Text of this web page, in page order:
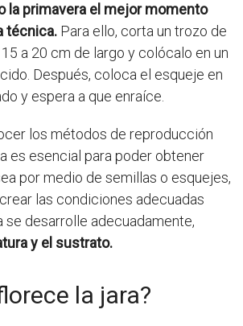
la primavera el mejor momento
técnica. Para ello, corta un trozo de
15 a 20 cm de largo y colócalo en un
Después, coloca el esqueje en
y espera a que enraíce.
los métodos de reproducción
es esencial para poder obtener
por medio de semillas o esquejes,
las condiciones adecuadas
se desarrolle adecuadamente,
y el sustrato.
la jara?